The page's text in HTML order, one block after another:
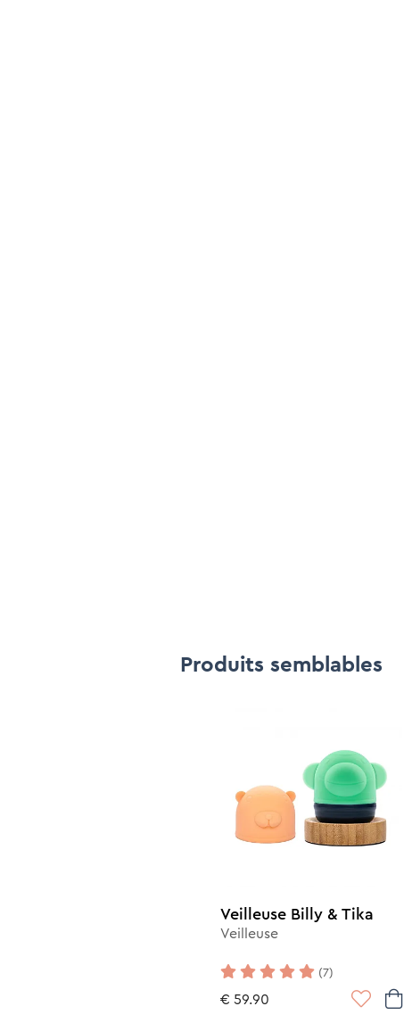
Produits semblables
Veilleuse Billy & Tika
Veilleuse
(7)
€ 59.90